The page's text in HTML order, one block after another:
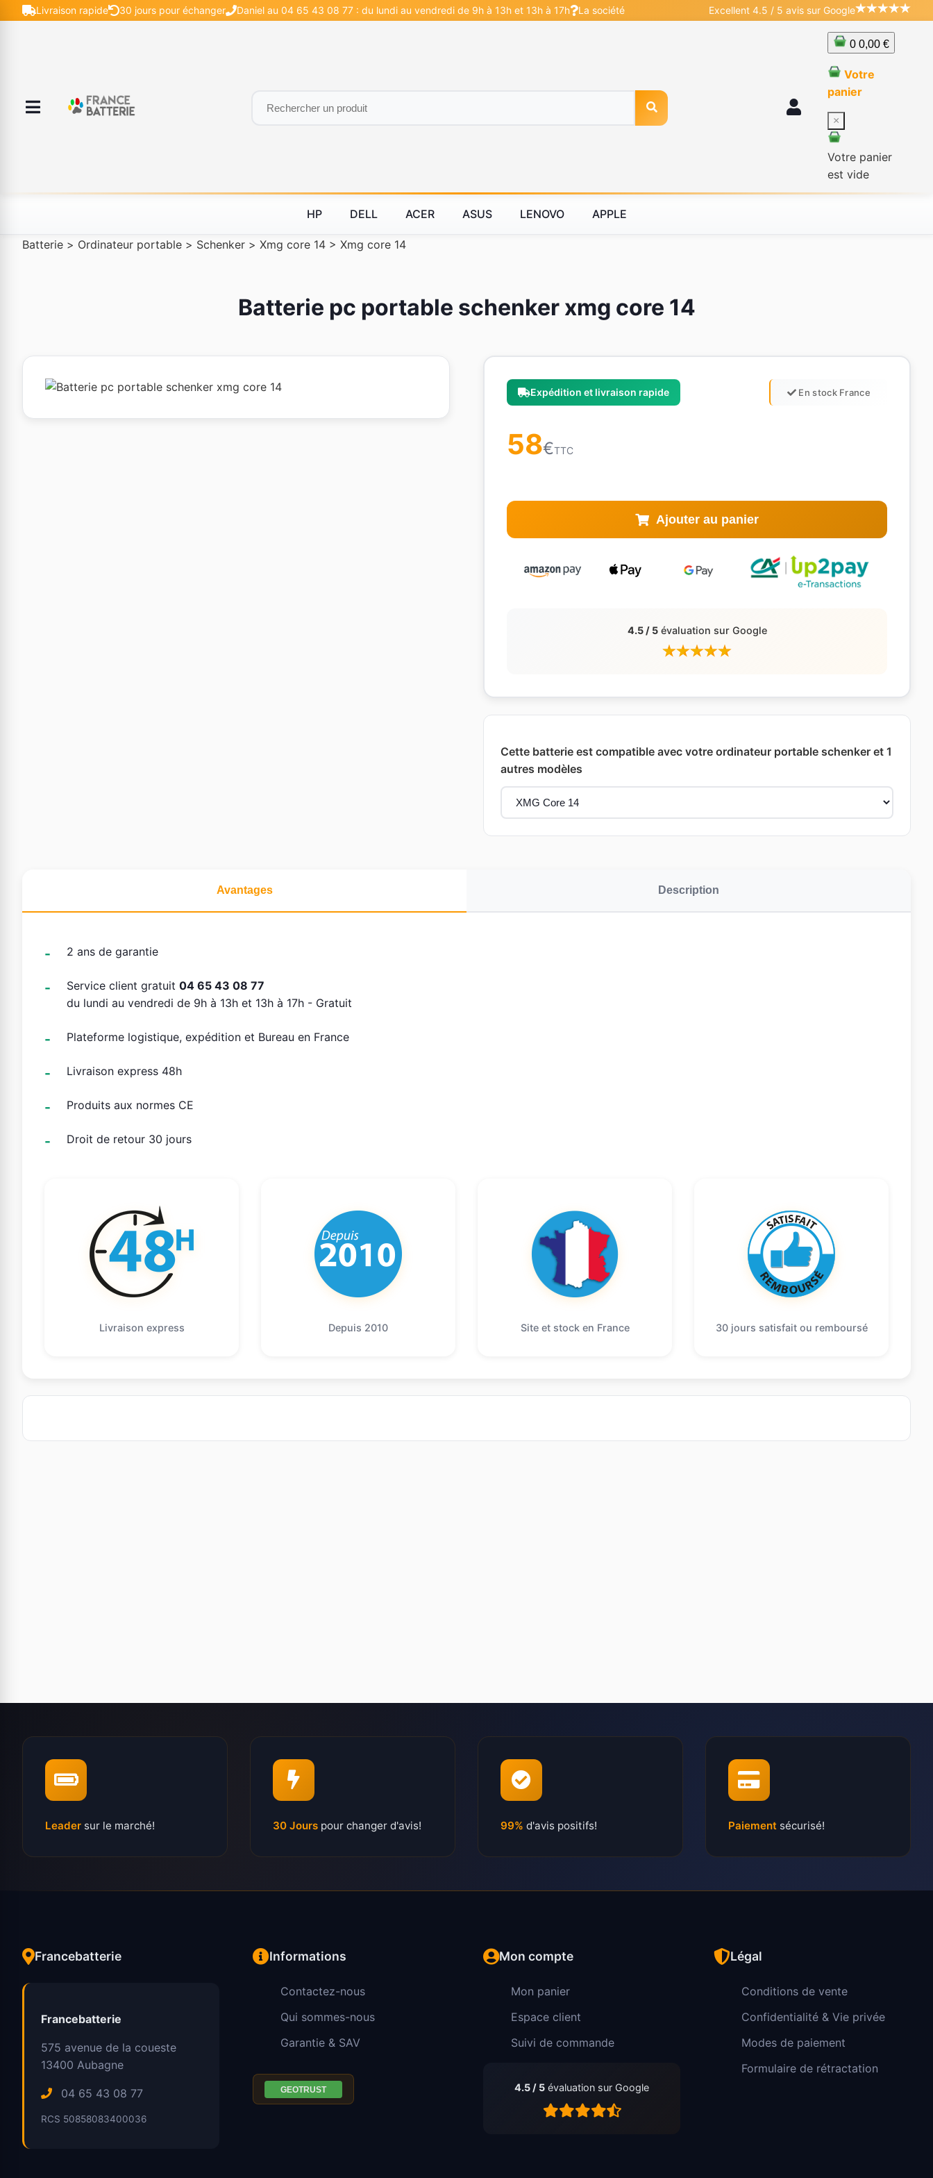
Livraison rapide 30 jours pour échanger Daniel au 04 65 43 08 77 : du lundi au vendredi de 9h à 13h et 13h à 17h La société Excellent 4.5 / 5 avis sur Google
0 0,00 €
Votre
panier
×
Votre panier
est vide
HP DELL ACER ASUS LENOVO APPLE
Batterie > Ordinateur portable > Schenker > Xmg core 14 > Xmg core 14
Batterie pc portable schenker xmg core 14
Expédition et livraison rapide En stock France
58€TTC
Ajouter au panier
4.5 / 5évaluation sur Google
Cette batterie est compatible avec votre ordinateur portable schenker et 1
autres modèles
Avantages Description
2 ans de garantie
Service client gratuit 04 65 43 08 77
du lundi au vendredi de 9h à 13h et 13h à 17h - Gratuit
Plateforme logistique, expédition et Bureau en France
Livraison express 48h
Produits aux normes CE
Droit de retour 30 jours
Livraison express Depuis 2010 Site et stock en France 30 jours satisfait ou remboursé
Leader sur le marché! 30 Jours pour changer d'avis! 99% d'avis positifs! Paiement sécurisé!
Francebatterie
Francebatterie
575 avenue de la coueste
13400 Aubagne
04 65 43 08 77
RCS 50858083400036
Informations
Contactez-nous
Qui sommes-nous
Garantie & SAV
Mon compte
Mon panier
Espace client
Suivi de commande
4.5 / 5 évaluation sur Google
Légal
Conditions de vente
Confidentialité & Vie privée
Modes de paiement
Formulaire de rétractation